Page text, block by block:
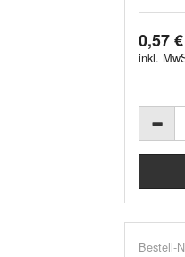
0,57 €
inkl.
Bestell-